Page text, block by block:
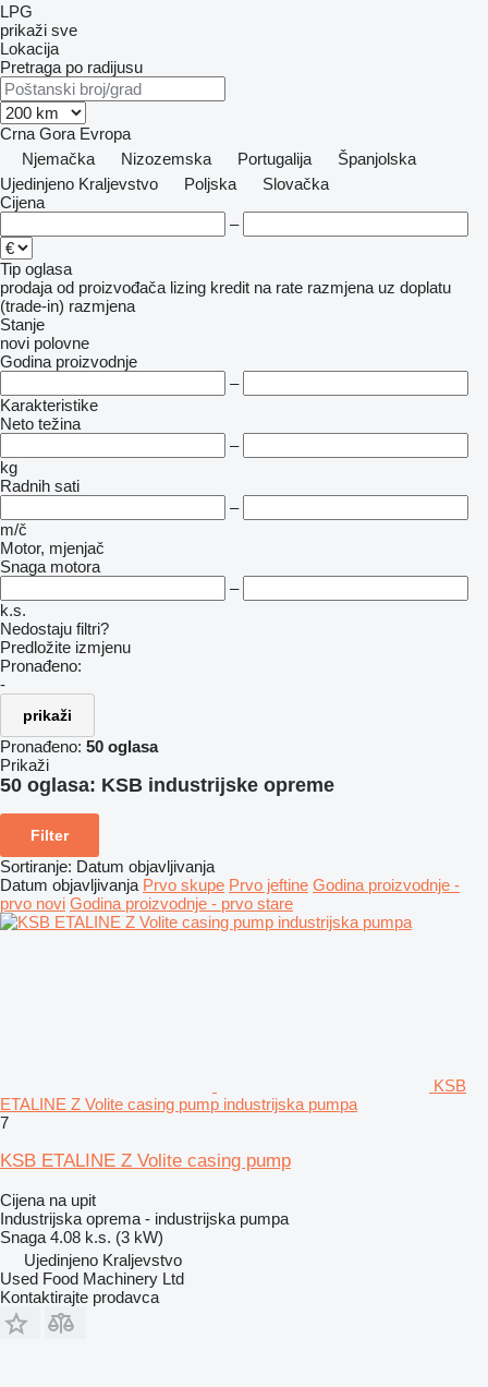
LPG
prikaži sve
Lokacija
Pretraga po radijusu
Crna Gora Evropa
Njemačka
Nizozemska Portugalija
Španjolska
Ujedinjeno Kraljevstvo
Poljska
Slovačka
Cijena
–
Tip oglasa
prodaja od proizvođača lizing kredit na rate razmjena uz doplatu
(trade-in) razmjena
Stanje
novi polovne
Godina proizvodnje
–
Karakteristike
Neto težina
–
kg
Radnih sati
–
m/č
Motor, mjenjač
Snaga motora
–
k.s.
Nedostaju filtri?
Predložite izmjenu
Pronađeno:
-
prikaži
Pronađeno: 50 oglasa
Prikaži
50 oglasa: KSB industrijske opreme
Filter
Sortiranje: Datum objavljivanja
Datum objavljivanja Prvo skupe Prvo jeftine Godina proizvodnje -
prvo novi Godina proizvodnje - prvo stare
KSB
ETALINE Z Volite casing pump industrijska pumpa
7
KSB ETALINE Z Volite casing pump
Cijena na upit
Industrijska oprema - industrijska pumpa
Snaga 4.08 k.s. (3 kW)
Ujedinjeno Kraljevstvo
Used Food Machinery Ltd
Kontaktirajte prodavca